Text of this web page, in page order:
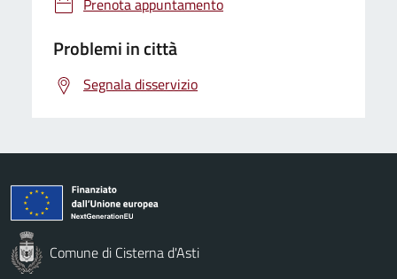
Problemi in città
Segnala disservizio
Comune di Cisterna d'Asti